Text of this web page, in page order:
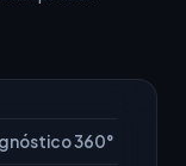
360°